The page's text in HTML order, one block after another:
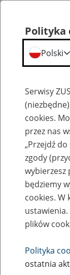
Szkolenia
Zaproś
eZUS w
Rodzaj
Szkolenia
Polityka
Polski
Serwisy
cookies.
przez nas
„Przejdź
zgody
wybierzesz
będziemy
cookies. W
plików
Polityka
ostatnia